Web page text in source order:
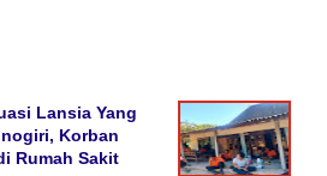
Lansia Yang
Korban
Rumah Sakit